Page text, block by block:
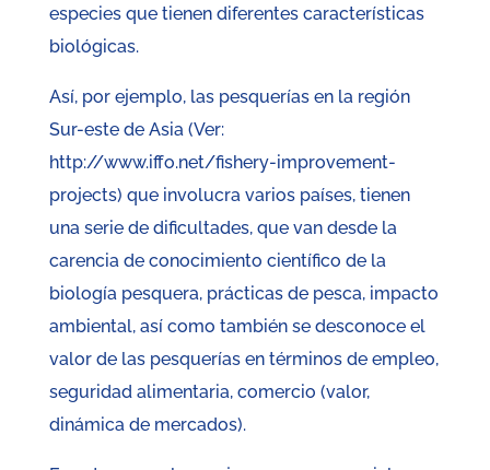
especies que tienen diferentes características
biológicas.
Así, por ejemplo, las pesquerías en la región
Sur-este de Asia (Ver:
http://www.iffo.net/fishery-improvement-
projects) que involucra varios países, tienen
una serie de dificultades, que van desde la
carencia de conocimiento científico de la
biología pesquera, prácticas de pesca, impacto
ambiental, así como también se desconoce el
valor de las pesquerías en términos de empleo,
seguridad alimentaria, comercio (valor,
dinámica de mercados).